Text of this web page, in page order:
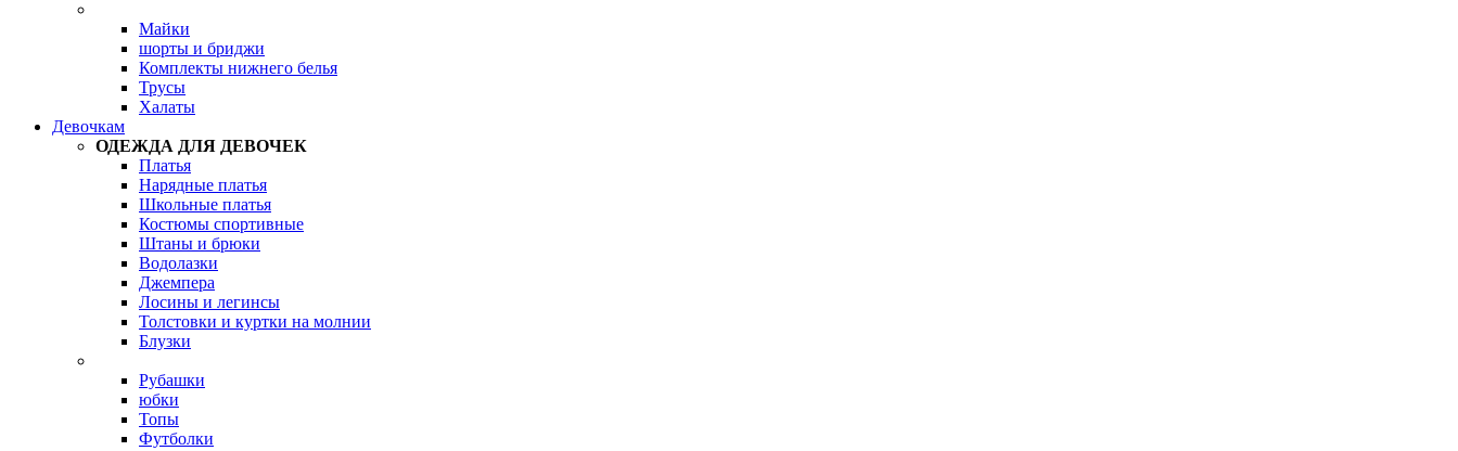
Майки
шорты и бриджи
Комплекты нижнего белья
Трусы
Халаты
Девочкам
ОДЕЖДА ДЛЯ ДЕВОЧЕК
Платья
Нарядные платья
Школьные платья
Костюмы спортивные
Штаны и брюки
Водолазки
Джемпера
Лосины и легинсы
Толстовки и куртки на молнии
Блузки
Рубашки
юбки
Топы
Футболки